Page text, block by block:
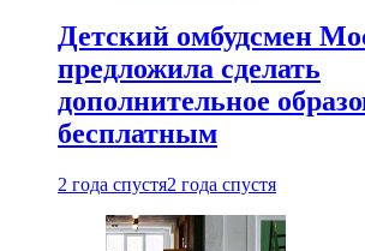
Детский омбудсмен
предложила сделать
дополнительное
бесплатным
2 года спустя2 года спустя